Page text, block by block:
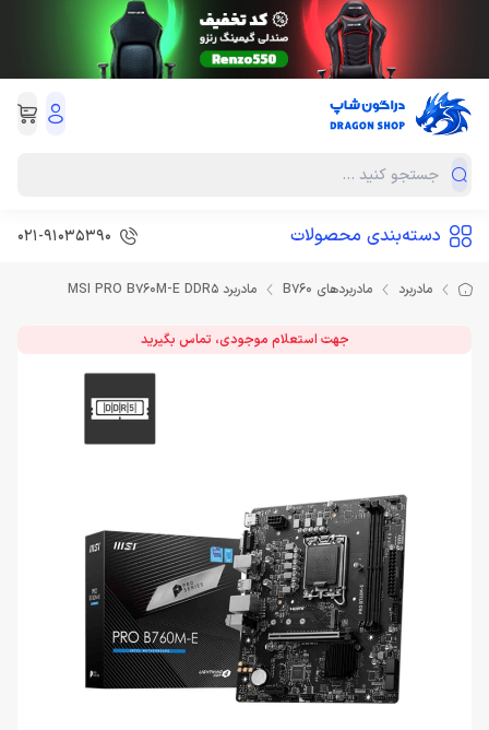
دسته‌بندی محصولات 021-91035390
مادربرد مادربردهای B760 مادربرد MSI PRO B760M-E DDR5
جهت استعلام موجودی، تماس بگیرید